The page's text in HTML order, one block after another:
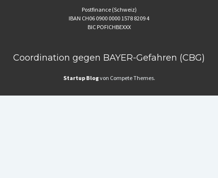
Postfinance (Schweiz)
IBAN CH06 0900 0000 1578 8209 4
BIC POFICHBEXXX
Coordination gegen BAYER-Gefahren (CBG)
Startup Blogvon Compete Themes.